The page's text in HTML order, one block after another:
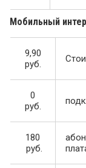
Мобильный
9,90
руб.
0
руб.
180
руб.